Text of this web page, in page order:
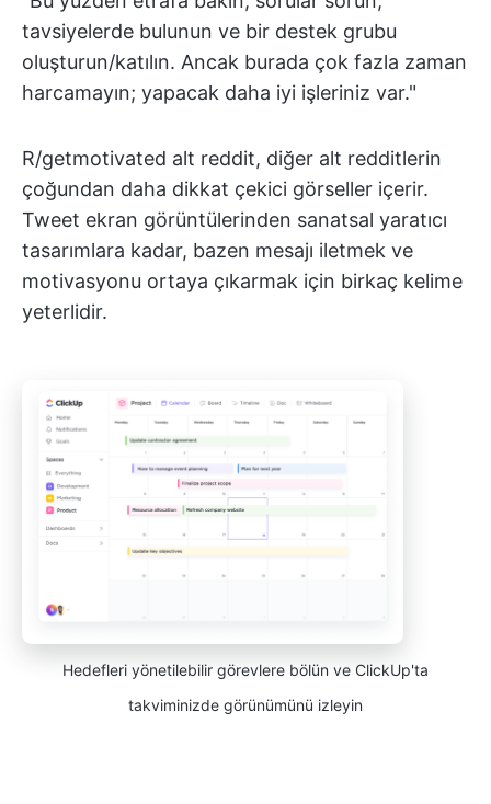
tavsiyelerde bulunun ve bir destek grubu
oluşturun/katılın. Ancak burada çok fazla zaman
harcamayın; yapacak daha iyi işleriniz var."
R/getmotivated alt reddit, diğer alt redditlerin
çoğundan daha dikkat çekici görseller içerir.
Tweet ekran görüntülerinden sanatsal yaratıcı
tasarımlara kadar, bazen mesajı iletmek ve
motivasyonu ortaya çıkarmak için birkaç kelime
yeterlidir.
Hedefleri yönetilebilir görevlere bölün ve ClickUp'ta
takviminizde görünümünü izleyin